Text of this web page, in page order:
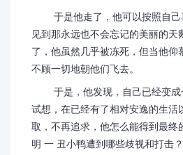
于是他走了，他可以按照自己
见到那永远也不会忘记的美丽的天
了，他虽然几乎被冻死，但当他仰
不顾一切地朝他们飞去。
于是，他发现，自己已经变成
试想，在已经有了相对安逸的生活
取，不再追求，他怎么能得到最终
明 一 丑小鸭遭到哪些歧视和打击